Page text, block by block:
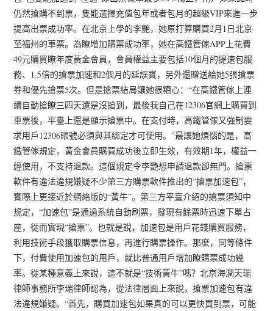
仍然搶購不到票，隻能選擇充值包年或者包月的超級VIP來進一步
提高出票成功率。在北京上學的李艷，她原打算購買2月1日北京
至福州的車票。為瞭增加購票成功率，她在高鐵管傢APP上花費
49元購買瞭年度黃金會員，會員權益主要包括10個月的提速包服
務、1.5倍的搶票加速和2個月的延誤寶，另外還贈送給她5張搶票
券和優先搶票5次。但是搶票結局讓她很糟心：“在高鐵管傢上連
續自動搶瞭三四天還是沒搶到，最後我自己在12306官網上購買到
車票後，平臺上還是顯示搶票中。在支付時，高鐵管傢又強制要
求用戶12306賬號必須與其綁定才可使用。”最讓她煩惱的是，高
鐵管傢規定，黃金會員購買成功後立即生效，有效期1年，權益一
經使用，不支持退款。這個規定令李艷想申請退款卻無門。搶票
軟件有違法違規嫌疑不少第三方購票軟件推出的“搶票加速包”，
實際上更接近於網絡版的“黃牛”。第三方平臺介紹的搶票須知中
規定，“加速包”是通過系統自動刷票，發現有餘票時迅速下單占
座，從而實現“搶票”。也就是說，加速包是用戶花錢購買服務，
利用技術手段獲取購票信息，再進行購票操作。那麼，同等條件
下，付費使用加速包的用戶，就比普通用戶增加瞭購票成功幾
率。從某種意義上來說，這不就是“技術黃牛”嗎？北京海潤天瑞
律師事務所李瑞律師認為，從法律層面上來說，搶票加速包有違
法違規嫌疑。“首先，購買加速包如果真的可以更快買到票，可能